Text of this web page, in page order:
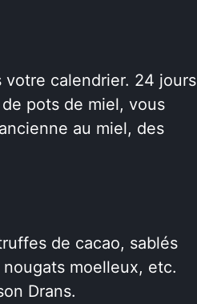
calendrier. 24 jours
pots de miel, vous
au miel, des
de cacao, sablés
moelleux, etc.
Drans.